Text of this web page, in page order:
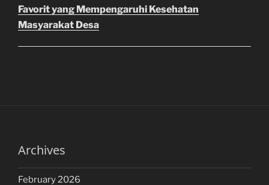
Favorit yang Mempengaruhi Kesehatan
Masyarakat Desa
Archives
February 2026